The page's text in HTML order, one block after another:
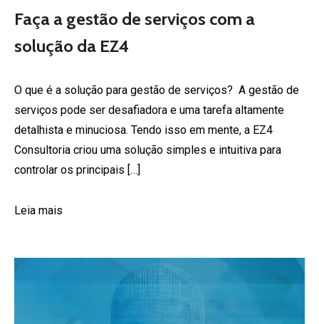
Faça a gestão de serviços com a
solução da EZ4
O que é a solução para gestão de serviços? A gestão de
serviços pode ser desafiadora e uma tarefa altamente
detalhista e minuciosa. Tendo isso em mente, a EZ4
Consultoria criou uma solução simples e intuitiva para
controlar os principais […]
Leia mais